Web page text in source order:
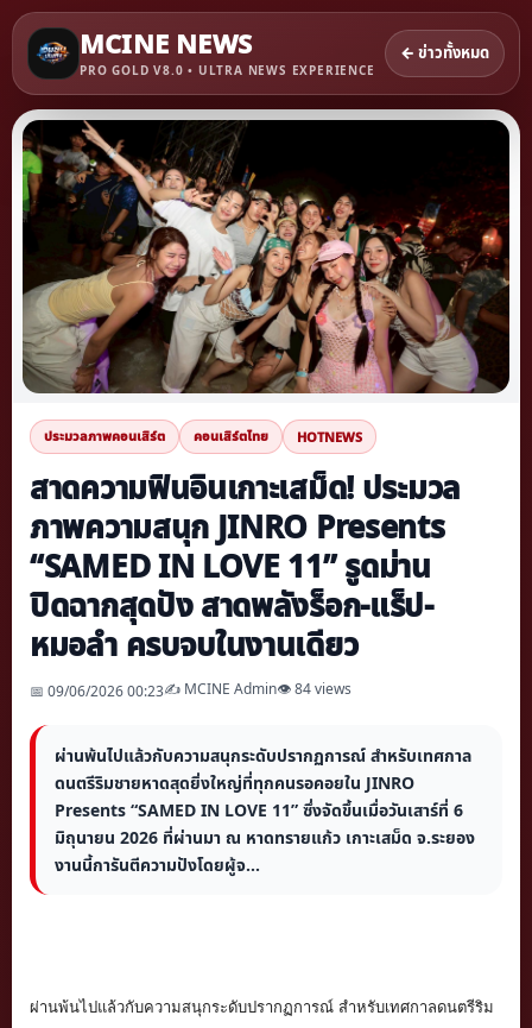
MCINE NEWS
PRO GOLD V8.0 • ULTRA NEWS EXPERIENCE
← ข่าวทั้งหมด
ประมวลภาพคอนเสิร์ต คอนเสิร์ตไทย HOTNEWS
สาดความฟินอินเกาะเสม็ด! ประมวล
ภาพความสนุก JINRO Presents
“SAMED IN LOVE 11” รูดม่าน
ปิดฉากสุดปัง สาดพลังร็อก-แร็ป-
หมอลำ ครบจบในงานเดียว
📅 09/06/2026 00:23✍️ MCINE Admin👁 84 views
ผ่านพ้นไปแล้วกับความสนุกระดับปรากฏการณ์ สำหรับเทศกาล
ดนตรีริมชายหาดสุดยิ่งใหญ่ที่ทุกคนรอคอยใน JINRO
Presents “SAMED IN LOVE 11” ซึ่งจัดขึ้นเมื่อวันเสาร์ที่ 6
มิถุนายน 2026 ที่ผ่านมา ณ หาดทรายแก้ว เกาะเสม็ด จ.ระยอง
งานนี้การันตีความปังโดยผู้จ...
ผ่านพ้นไปแล้วกับความสนุกระดับปรากฏการณ์ สำหรับเทศกาลดนตรีริม